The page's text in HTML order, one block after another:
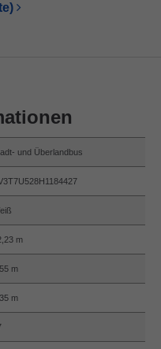
und Überlandbus
m
m
m